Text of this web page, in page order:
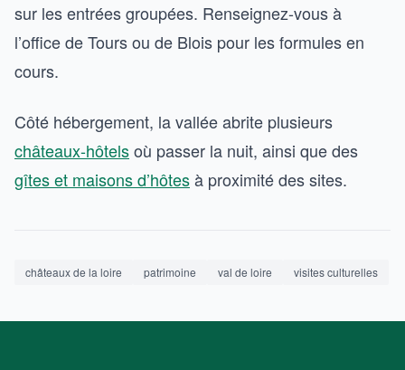
sur les entrées groupées. Renseignez-vous à
l’office de Tours ou de Blois pour les formules en
cours.
Côté hébergement, la vallée abrite plusieurs
châteaux-hôtelsoù passer la nuit, ainsi que des
gîtes et maisons d’hôtesà proximité des sites.
châteaux de la loire patrimoine val de loire visites culturelles